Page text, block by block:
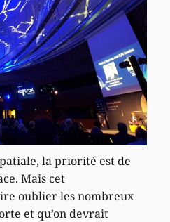
la priorité est de
Mais cet
oublier les nombreux
et qu’on devrait